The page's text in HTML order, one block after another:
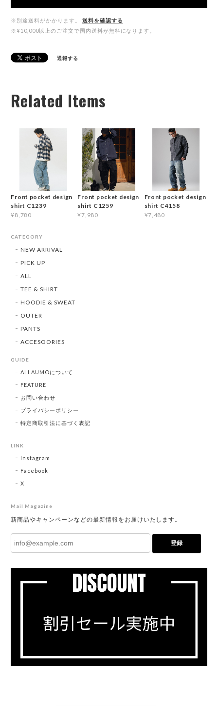
※別途送料がかかります。
送料を確認する
※¥10,000以上のご注文で国内送料が無料になります。
通報する
Related Items
Front pocket design
shirt C1239
¥8,780
Front pocket design
shirt C1259
¥7,980
Front pocket design
shirt C4158
¥7,480
CATEGORY
NEW ARRIVAL
PICK UP
ALL
TEE & SHIRT
HOODIE & SWEAT
OUTER
PANTS
ACCESOORIES
GUIDE
ALLAUMOについて
FEATURE
お問い合わせ
プライバシーポリシー
特定商取引法に基づく表記
LINK
Instagram
Facebook
X
Mail Magazine
新商品やキャンペーンなどの最新情報をお届けいたします。
登録